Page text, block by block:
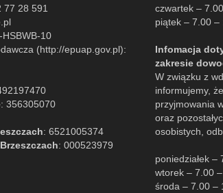
77 28 591
10
(http://epuap.gov.pl):
: 356305070
: 6521005374
: 000523979
czwartek –
piątek – 7.00 –
Infomacja
zakresie
W związku z
informujemy,
przyjmowania
oraz
osobistych,
poniedziałek –
wtorek – 7.00
środa – 7.00 –